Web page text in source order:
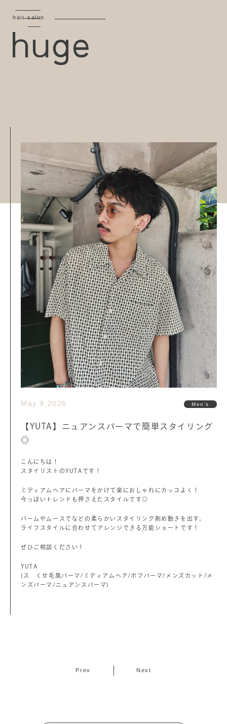
hair salon
May 9,2026 Men's
【YUTA】ニュアンスパーマで簡単スタイリング
◎
こんにちは！
スタイリストのYUTAです！
ミディアムヘアにパーマをかけて楽におしゃれにカッコよく！
今っぽいトレンドも押さえたスタイルです◎
バームやムースでなどの柔らかいスタイリング剤め動きを出す。
ライフスタイルに合わせてアレンジできる万能ショートです！
ぜひご相談ください！
YUTA
(ス くせ毛風パーマ/ミディアムヘア/ボブパーマ/メンズカット/メ
ンズパーマ/ニュアンスパーマ)
Prev Next